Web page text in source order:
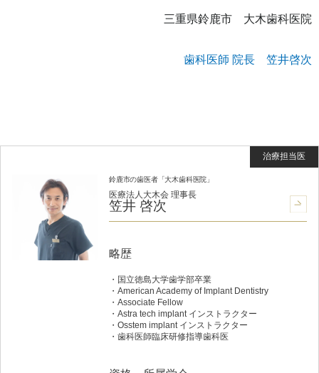
三重県鈴鹿市 大木歯科医院
歯科医師 院長 笠井啓次
鈴鹿市の歯医者「大木歯科医院」
医療法人大木会 理事長
笠井 啓次
略歴
国立徳島大学歯学部卒業
American Academy of Implant Dentistry
Associate Fellow
Astra tech implant インストラクター
Osstem implant インストラクター
歯科医師臨床研修指導歯科医